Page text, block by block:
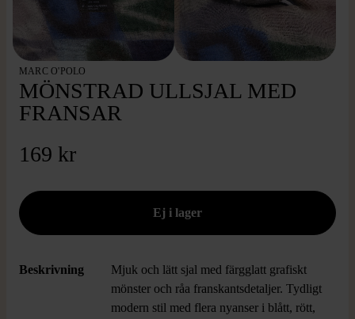
MARC O'POLO
MÖNSTRAD ULLSJAL MED
FRANSAR
169 kr
Beskrivning
Mjuk och lätt sjal med färgglatt grafiskt
mönster och råa franskantsdetaljer. Tydligt
modern stil med flera nyanser i blått, rött,